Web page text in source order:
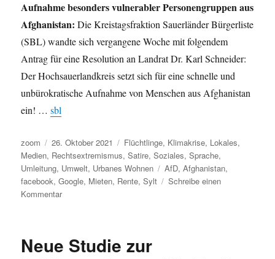
Aufnahme besonders vulnerabler Personengruppen aus
Afghanistan: Die Kreistagsfraktion Sauerländer Bürgerliste
(SBL) wandte sich vergangene Woche mit folgendem
Antrag für eine Resolution an Landrat Dr. Karl Schneider:
Der Hochsauerlandkreis setzt sich für eine schnelle und
unbürokratische Aufnahme von Menschen aus Afghanistan
ein! …sbl
Autor
zoom
Veröffentlicht
am
26. Oktober 2021 Kategorien
Flüchtlinge, Klimakrise, Lokales,
Medien, Rechtsextremismus,Satire,Soziales,Sprache,
Umleitung, Umwelt, Urbanes Wohnen Schlagwörter
AfD,Afghanistan,
facebook,Google, Mieten, Rente,Sylt
Schreibe einen
Kommentarzu
Stiftung,
Neue Studie zur